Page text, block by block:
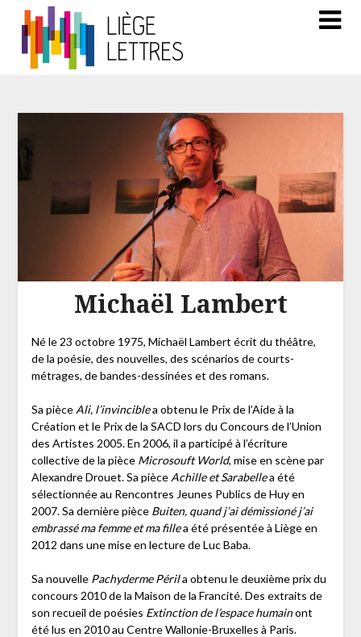
Michaël Lambert
Né le 23 octobre 1975, Michaël Lambert écrit du théâtre,
de la poésie, des nouvelles, des scénarios de courts-
métrages, de bandes-dessinées et des romans.
Sa pièce Ali, l’invinciblea obtenu le Prix de l’Aide à la
Création et le Prix de la SACD lors du Concours de l’Union
des Artistes 2005. En 2006, il a participé à l’écriture
collective de la pièce Microsouft World, mise en scène par
Alexandre Drouet. Sa pièce Achille et Sarabellea été
sélectionnée au Rencontres Jeunes Publics de Huy en
2007. Sa dernière pièce Buiten, quand j’ai démissioné j’ai
embrassé ma femme et ma fillea été présentée à Liège en
2012 dans une mise en lecture de Luc Baba.
Sa nouvelle Pachyderme Périla obtenu le deuxième prix du
concours 2010 de la Maison de la Francité. Des extraits de
son recueil de poésies Extinction de l’espace humainont
été lus en 2010 au Centre Wallonie-Bruxelles à Paris.